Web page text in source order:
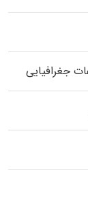
جغرافیایی